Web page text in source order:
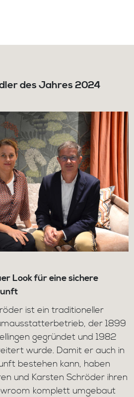
des Jahres 2024
Look für eine sichere
ist ein traditioneller
der 1899
gegründet und 1982
wurde. Damit er auch in
bestehen kann, haben
und Karsten Schröder ihren
komplett umgebaut